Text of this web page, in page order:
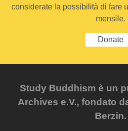
considerate la possibilità di fare
mensile.
Donate
Study Buddhism è un
Archives e.V., fondato
Berzin.